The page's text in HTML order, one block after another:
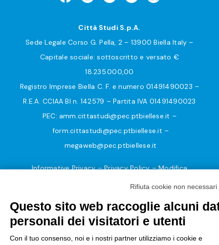
Città Studi S.p.A.
Sede Legale Corso G. Pella, 2 – 13900 Biella Italy –
Capitale sociale: sottoscritto e versato €
18.235.000,00
Registro Imprese Biella C. F. e numero 01491490023 –
R.E.A. CCIAA BI n. 142579 – Partita IVA 01491490023
PEC:amm.cittastudi@pec.ptbiellese.it –
form.cittastudi@pec.ptbiellese.it –
megaweb@pec.ptbiellese.it
Informative Privacy–Privacy Policy–Modifica
Whistleblowing
– Designed by
Rifiuta cookie non
Questo sito web raccoglie alcuni
personali dei visitatori e utenti
Con il tuo consenso, noi e i nostri partner utilizziamo i cookie e